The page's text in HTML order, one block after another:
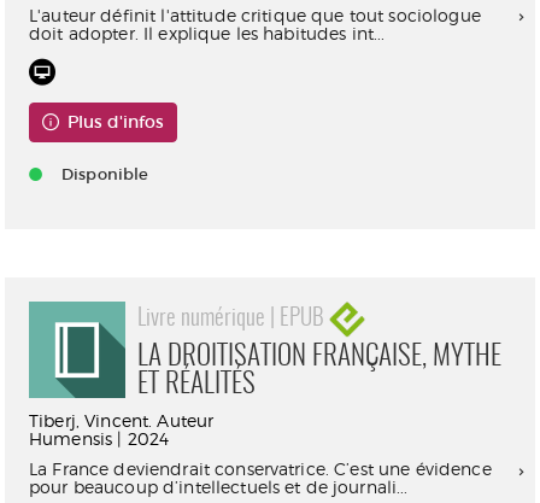
L'auteur définit l'attitude critique que tout sociologue
doit adopter. Il explique les habitudes int...
Plus d'infos
Disponible
Livre numérique | EPUB
LA DROITISATION FRANÇAISE, MYTHE
ET RÉALITÉS
Tiberj, Vincent. Auteur
Humensis | 2024
La France deviendrait conservatrice. C’est une évidence
pour beaucoup d’intellectuels et de journali...